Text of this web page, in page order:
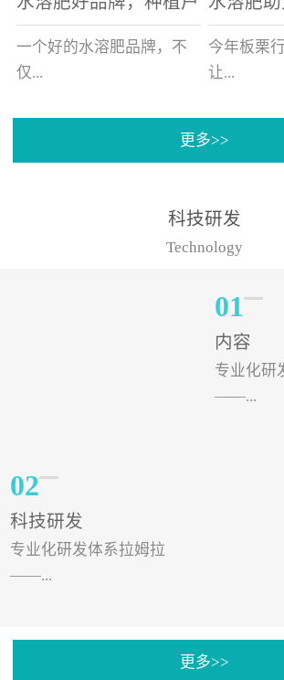
以让你的...
会，一起
纷纷为“翠姆“点赞
一个好的水溶肥品牌，不
仅...
帮助作物增产增收，更要
实力。今天要讲的水溶肥
产
今年板栗
让...
许多板栗
有位王大
非常火爆...
更多>>
科技研发
Technology
01
内容
专业化研
——...
02
科技研发
专业化研发体系拉姆拉
——...
更多>>